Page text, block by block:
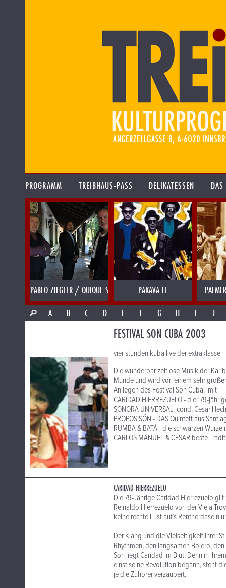
PROGRAMM TREIBHAUS-PASS DELIKATESSEN
PABLO ZIEGLER / QUIQUE SINESI PAKAVA IT
A
B C D E F G H I J
FESTIVAL SON CUBA 2003
vier stunden kuba live der extraklasse
Die wunderbar zeitlose Musik der
Munde und wird von einem sehr
Anliegen des Festival Son Cuba. mit
CARIDAD HIERREZUELO - dier 79-
SONORA UNIVERSAL cond. Cesar
PROPOSISÓN - DAS Quintett aus
RUMBA & BATÁ - die schwarzen
CARLOS MANUEL & CESAR beste
CARIDAD HIERREZUELO
Die 79-Jährige Caridad Hierrezuelo
Reinaldo Hierrezuelo von der Vieja
keine rechte Lust auf’s Rentnerdasein
Der Klang und die Vielseitigkeit ihrer
Rhythmen, den langsamen Bolero,
Son liegt Caridad im Blut. Denn in
einst seine Revolution begann, steht
je die Zuhörer verzaubert.